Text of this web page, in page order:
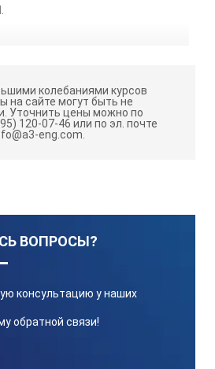
колебаниями курсов
на сайте могут быть не
Уточнить цены можно по
120-07-46 или по эл. почте
eng.com.
ВОПРОСЫ?
консультацию у наших
обратной связи!